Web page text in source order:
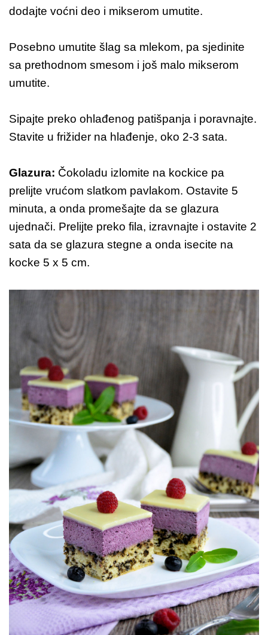
dodajte voćni deo i mikserom umutite.
Posebno umutite šlag sa mlekom, pa sjedinite
sa prethodnom smesom i još malo mikserom
umutite.
Sipajte preko ohlađenog patišpanja i poravnajte.
Stavite u frižider na hlađenje, oko 2-3 sata.
Glazura: Čokoladu izlomite na kockice pa
prelijte vrućom slatkom pavlakom. Ostavite 5
minuta, a onda promešajte da se glazura
ujednači. Prelijte preko fila, izravnajte i ostavite 2
sata da se glazura stegne a onda isecite na
kocke 5 x 5 cm.